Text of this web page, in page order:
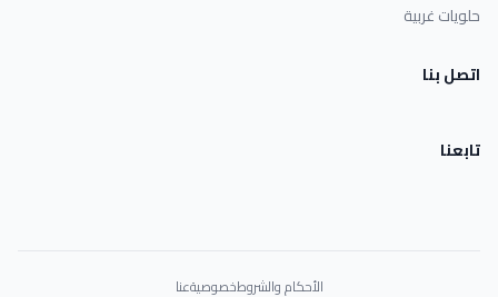
حلويات غربية
اتصل بنا
تابعنا
الأحكام والشروطخصوصيةعنا